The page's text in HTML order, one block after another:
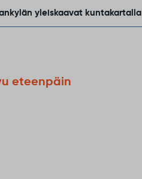
yleiskaavat kuntakartalla
eteenpäin